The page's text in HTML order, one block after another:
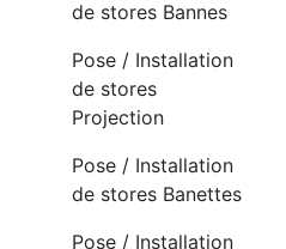
de stores Bannes
Pose / Installation
de stores
Projection
Pose / Installation
de stores Banettes
Pose / Installation